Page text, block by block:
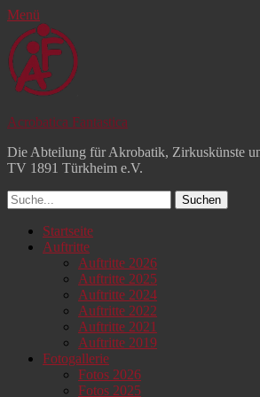
Menü
Acrobatica Fantastica
Die Abteilung für Akrobatik, Zirkuskünste
TV 1891 Türkheim e.V.
Suchen
nach:
Primäres
Menü
Zum
Inhalt
Startseite
Auftritte
Auftritte 2026
Auftritte 2025
Auftritte 2024
Auftritte 2022
Auftritte 2021
Auftritte 2019
Fotogallerie
Fotos 2026
Fotos 2025